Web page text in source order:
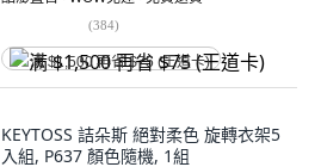
(384)
满 $1,500 再省 $75 (王道卡)
KEYTOSS 詰朵斯 絕對柔色 旋轉衣架5
入組, P637 顏色隨機, 1組